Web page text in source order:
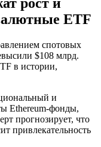
рост и
ETF
спотовых
$108 млрд.
в истории,
и
Ethereum-фонды,
прогнозирует, что
привлекательность